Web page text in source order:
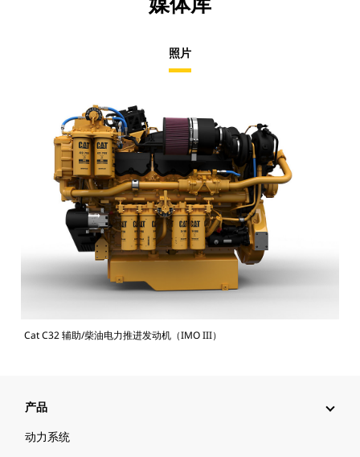
照片
Cat C32 辅助/柴油电力推进发动机（IMO III）
产品
动力系统